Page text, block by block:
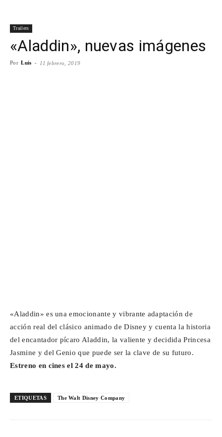
Trailers
«Aladdin», nuevas imágenes
Por Luis - 11 febrero, 2019
«Aladdin» es una emocionante y vibrante adaptación de
acción real del clásico animado de Disney y cuenta la historia
del encantador pícaro Aladdin, la valiente y decidida Princesa
Jasmine y del Genio que puede ser la clave de su futuro.
Estreno en cines el 24 de mayo.
ETIQUETAS The Walt Disney Company